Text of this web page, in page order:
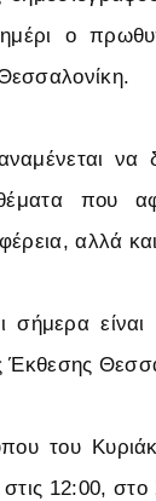
ο
να
θέματα που
αλλά
σήμερα
Έκθεσης
του
12:00,